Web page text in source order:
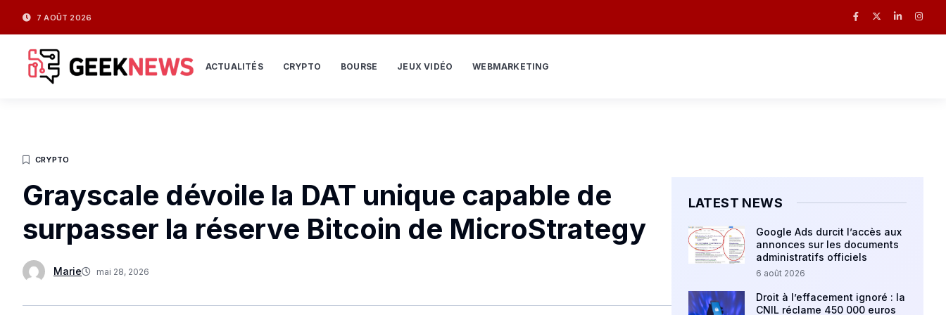
7 AOÛT 2026
ACTUALITÉS CRYPTO BOURSE JEUX VIDÉO WEBMARKETING
CRYPTO
Grayscale dévoile la DAT unique capable de
surpasser la réserve Bitcoin de MicroStrategy
Marie mai 28, 2026
LATEST NEWS
Google Ads durcit l’accès aux
annonces sur les documents
administratifs officiels
6 août 2026
Droit à l’effacement ignoré : la
CNIL réclame 450 000 euros